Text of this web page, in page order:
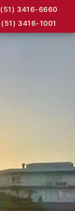
(51) 3416-6660
(51) 3416-1001